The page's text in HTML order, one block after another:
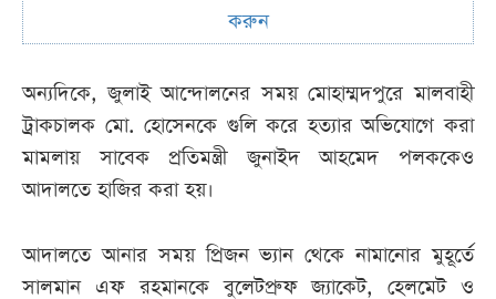
করুন
অন্যদিকে, জুলাই আন্দোলনের সময় মোহাম্মদপুরে মালবাহী
ট্রাকচালক মো. হোসেনকে গুলি করে হত্যার অভিযোগে করা
মামলায় সাবেক প্রতিমন্ত্রী জুনাইদ আহমেদ পলককেও
আদালতে হাজির করা হয়।
আদালতে আনার সময় প্রিজন ভ্যান থেকে নামানোর মুহূর্তে
সালমান এফ রহমানকে বুলেটপ্রুফ জ্যাকেট, হেলমেট ও